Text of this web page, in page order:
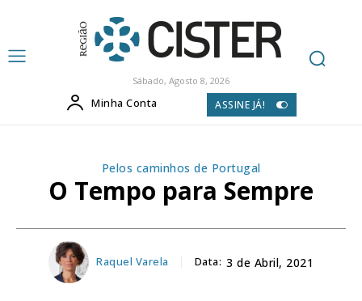
Sábado, Agosto 8, 2026
Minha Conta ASSINE JÁ!
Pelos caminhos de Portugal
O Tempo para Sempre
Raquel Varela Data: 3 de Abril, 2021